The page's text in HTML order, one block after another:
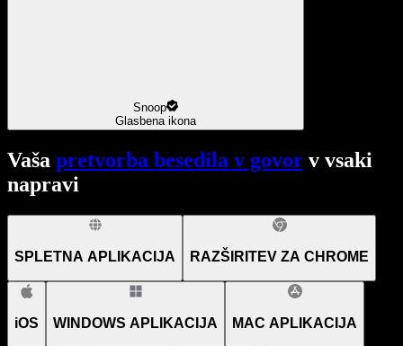
Snoop
Glasbena ikona
Vaša pretvorba besedila v govor v vsaki
napravi
SPLETNA APLIKACIJA RAZŠIRITEV ZA CHROME
iOS WINDOWS APLIKACIJA MAC APLIKACIJA